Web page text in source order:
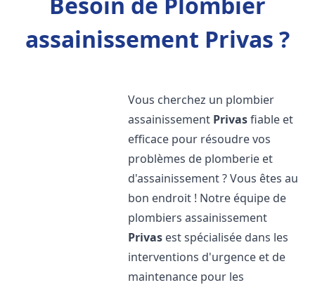
assainissement Privas ?
Vous cherchez un plombier
assainissement Privasfiable et
efficace pour résoudre vos
problèmes de plomberie et
d'assainissement ? Vous êtes au
bon endroit ! Notre équipe de
plombiers assainissement
Privas est spécialisée dans les
interventions d'urgence et de
maintenance pour les